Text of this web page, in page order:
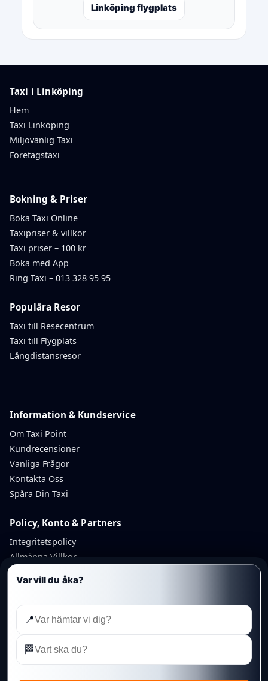
Var vill du åka?
📍
🏁
Linköping flygplats
Taxi i Linköping
Hem
Taxi Linköping
Miljövänlig Taxi
Företagstaxi
Bokning & Priser
Boka Taxi Online
Taxipriser & villkor
Taxi priser – 100 kr
Boka med App
Ring Taxi – 013 328 95 95
Populära Resor
Taxi till Resecentrum
Taxi till Flygplats
Långdistansresor
Information & Kundservice
Om Taxi Point
Kundrecensioner
Vanliga Frågor
Kontakta Oss
Spåra Din Taxi
Policy, Konto & Partners
Integritetspolicy
Allmänna Villkor
Återbetalningspolicy
Partnerkonto
Admin
©Linköping Punkt Taxi AB— Taxi Point. Organisationsnummer: